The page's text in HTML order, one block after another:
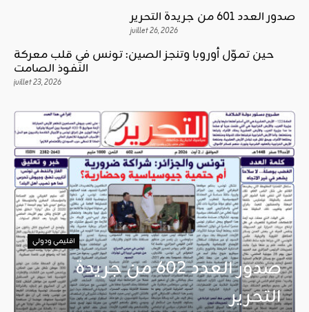
صدور العدد 601 من جريدة التحرير
juillet 26, 2026
حين تموّل أوروبا وتنجز الصين: تونس في قلب معركة
النفوذ الصامت
juillet 23, 2026
اقليمي ودولي
صدور العدد 602 من جريدة
التحرير